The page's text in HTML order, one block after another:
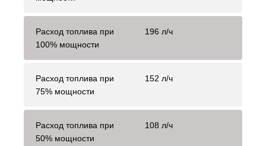
Расход топлива при
100% мощности
196 л/ч
Расход топлива при
75% мощности
152 л/ч
Расход топлива при
50% мощности
108 л/ч